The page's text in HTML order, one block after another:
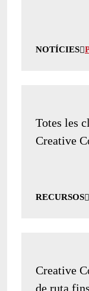
NOTÍCIES
Totes les
Creative
RECURSOS
Creative
de ruta